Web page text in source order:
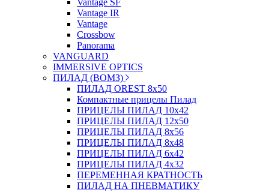
Vantage SF
Vantage IR
Vantage
Crossbow
Panorama
VANGUARD
IMMERSIVE OPTICS
ПИЛАД (ВОМЗ)
ПИЛАД OREST 8х50
Компактные прицелы Пилад
ПРИЦЕЛЫ ПИЛАД 10х42
ПРИЦЕЛЫ ПИЛАД 12х50
ПРИЦЕЛЫ ПИЛАД 8х56
ПРИЦЕЛЫ ПИЛАД 8х48
ПРИЦЕЛЫ ПИЛАД 6х42
ПРИЦЕЛЫ ПИЛАД 4х32
ПЕРЕМЕННАЯ КРАТНОСТЬ
ПИЛАД НА ПНЕВМАТИКУ